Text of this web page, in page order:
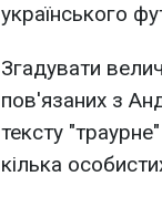
українського
Згадувати
пов'язаних з
тексту
кілька